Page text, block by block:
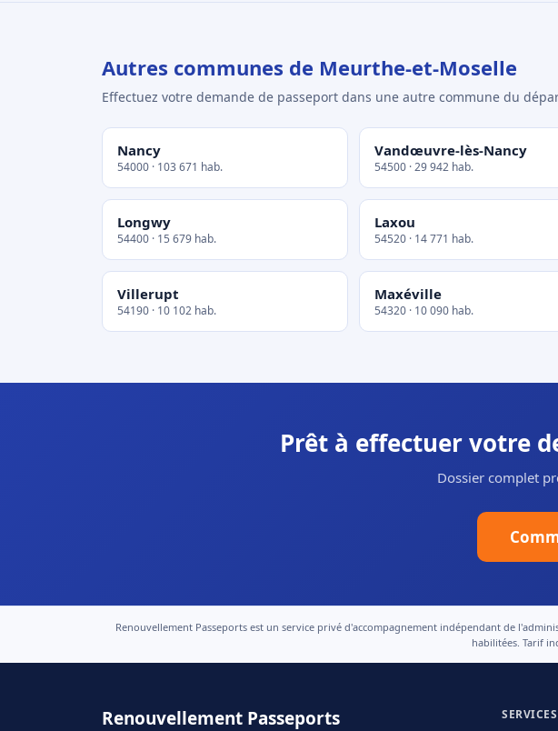
Autres communes de Meurthe-et-Moselle
Effectuez votre demande de passeport dans une autre commune du
Nancy
54000 · 103 671 hab.
Vandœuvre-lès-Nancy
54500 · 29 942 hab.
Longwy
54400 · 15 679 hab.
Laxou
54520 · 14 771 hab.
Villerupt
54190 · 10 102 hab.
Maxéville
54320 · 10 090 hab.
Prêt à effectuer votre
Dossier complet
Renouvellement Passeports est un service privé d'accompagnement indépendant de
habilitées. Tarif
Renouvellement Passeports SERVICES